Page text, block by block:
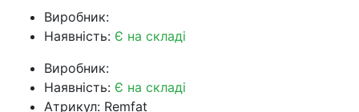
Виробник:
Наявність: Є на складі
Виробник:
Наявність: Є на складі
Атрикул: Remfat